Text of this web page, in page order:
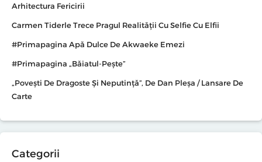
Arhitectura Fericirii
Carmen Tiderle Trece Pragul Realității Cu Selfie Cu Elfii
#primapagina Apă Dulce De Akwaeke Emezi
#primapagina „Băiatul-Pește”
„Povești De Dragoste Și Neputință”, De Dan Pleșa / Lansare De
Carte
Categorii